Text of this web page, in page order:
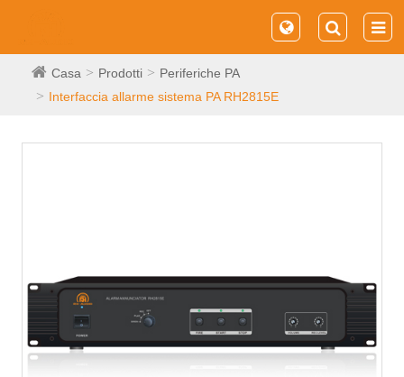
Casa Prodotti
Periferiche PA
Interfaccia allarme sistema PA RH2815E